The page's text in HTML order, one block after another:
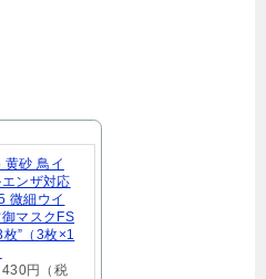
黄砂 鳥イ
ンザ対応
微細ウイ
マスクFS
”（3枚×1
円（税